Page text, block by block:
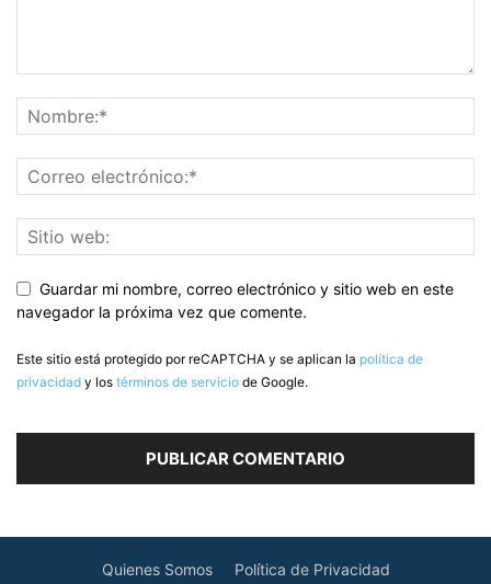
Guardar mi nombre, correo electrónico y sitio web en este
navegador la próxima vez que comente.
Este sitio está protegido por reCAPTCHA y se aplican la política de
privacidad y los términos de servicio de Google.
Quienes Somos Política de Privacidad